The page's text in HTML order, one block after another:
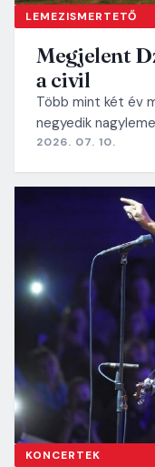
LEMEZISMERTETŐ
Megjelent
a civil
Több mint két év
negyedik
2026. 07. 10.
KONCERTEK